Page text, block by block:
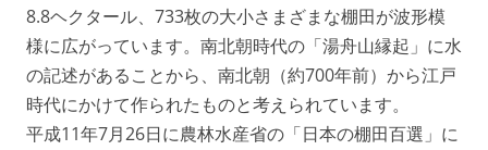
8.8ヘクタール、733枚の大小さまざまな棚田が波形模
様に広がっています。南北朝時代の「湯舟山縁起」に水
の記述があることから、南北朝（約700年前）から江戸
時代にかけて作られたものと考えられています。
平成11年7月26日に農林水産省の「日本の棚田百選」に